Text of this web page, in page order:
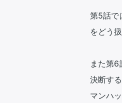
第5話で
をどう
また第
決断す
マンハ